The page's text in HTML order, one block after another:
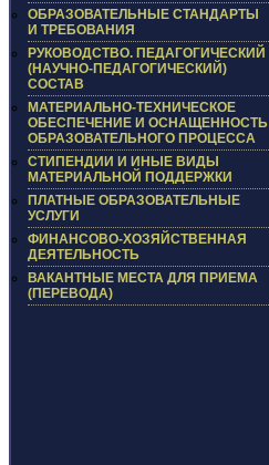
ОБРАЗОВАТЕЛЬНЫЕ СТАНДАРТЫ
И ТРЕБОВАНИЯ
РУКОВОДСТВО. ПЕДАГОГИЧЕСКИЙ
(НАУЧНО-ПЕДАГОГИЧЕСКИЙ)
СОСТАВ
МАТЕРИАЛЬНО-ТЕХНИЧЕСКОЕ
ОБЕСПЕЧЕНИЕ И ОСНАЩЕННОСТЬ
ОБРАЗОВАТЕЛЬНОГО ПРОЦЕССА
СТИПЕНДИИ И ИНЫЕ ВИДЫ
МАТЕРИАЛЬНОЙ ПОДДЕРЖКИ
ПЛАТНЫЕ ОБРАЗОВАТЕЛЬНЫЕ
УСЛУГИ
ФИНАНСОВО-ХОЗЯЙСТВЕННАЯ
ДЕЯТЕЛЬНОСТЬ
ВАКАНТНЫЕ МЕСТА ДЛЯ ПРИЕМА
(ПЕРЕВОДА)